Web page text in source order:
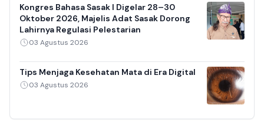
Kongres Bahasa Sasak I Digelar 28–30
Oktober 2026, Majelis Adat Sasak Dorong
Lahirnya Regulasi Pelestarian
03 Agustus 2026
Tips Menjaga Kesehatan Mata di Era Digital
03 Agustus 2026